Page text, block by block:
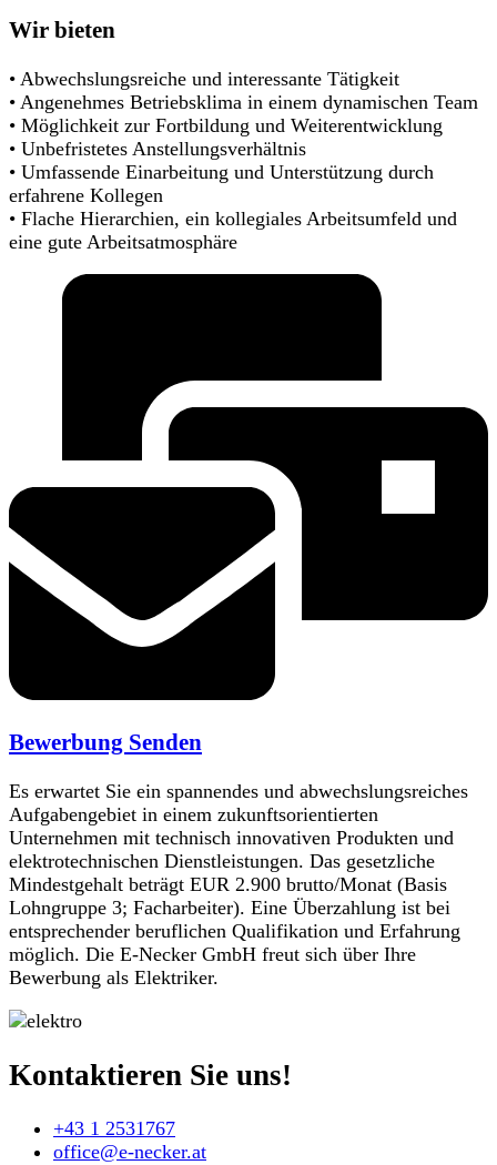
Wir bieten
• Abwechslungsreiche und interessante Tätigkeit
• Angenehmes Betriebsklima in einem dynamischen Team
• Möglichkeit zur Fortbildung und Weiterentwicklung
• Unbefristetes Anstellungsverhältnis
• Umfassende Einarbeitung und Unterstützung durch
erfahrene Kollegen
• Flache Hierarchien, ein kollegiales Arbeitsumfeld und
eine gute Arbeitsatmosphäre
Bewerbung Senden
Es erwartet Sie ein spannendes und abwechslungsreiches
Aufgabengebiet in einem zukunftsorientierten
Unternehmen mit technisch innovativen Produkten und
elektrotechnischen Dienstleistungen. Das gesetzliche
Mindestgehalt beträgt EUR 2.900 brutto/Monat (Basis
Lohngruppe 3; Facharbeiter). Eine Überzahlung ist bei
entsprechender beruflichen Qualifikation und Erfahrung
möglich. Die E-Necker GmbH freut sich über Ihre
Bewerbung als Elektriker.
Kontaktieren Sie uns!
+43 1 2531767
office@e-necker.at